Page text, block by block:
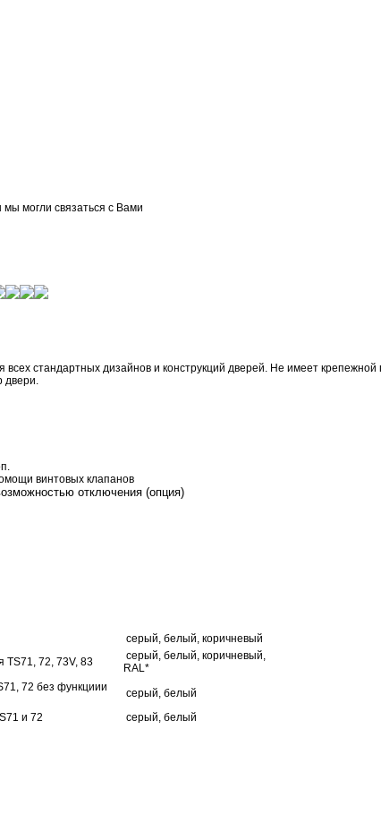
могли связаться с Вами
стандартных дизайнов и конструкций дверей. Не имеет
двери.
винтовых клапанов
отключения (опция)
серый, белый, коричневый
TS71, 72, 73V, 83
серый, белый, коричневый,
RAL*
72 без функциии
серый, белый
и 72 серый, белый